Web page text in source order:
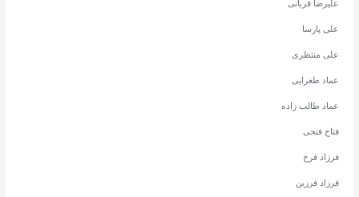
علیرضا قربانی
علی پارسا
علی منتظری
عماد طغرایی
عماد طالب زاده
فتاح فتحی
فرزاد فرخ
فرزاد فرزین